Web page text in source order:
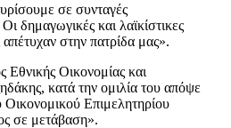
σε συνταγές
δημαγωγικές και λαϊκίστικες
στην πατρίδα μας».
Οικονομίας και
κατά την ομιλία του απόψε
Οικονομικού Επιμελητηρίου
σε μετάβαση».